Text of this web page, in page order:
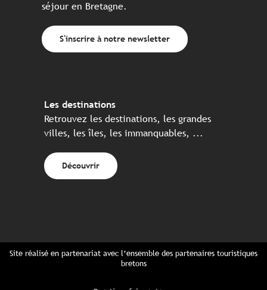
séjour en Bretagne.
S'inscrire à notre newsletter
Les destinations
Retrouvez les destinations, les grandes
villes, les îles, les immanquables, ...
Découvrir
Site réalisé en partenariat avec l’ensemble des partenaires touristiques
bretons